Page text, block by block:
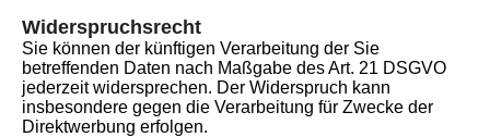
Widerspruchsrecht
Sie können der künftigen Verarbeitung der Sie
betreffenden Daten nach Maßgabe des Art. 21 DSGVO
jederzeit widersprechen. Der Widerspruch kann
insbesondere gegen die Verarbeitung für Zwecke der
Direktwerbung erfolgen.